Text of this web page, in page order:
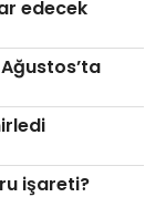
edecek
işareti?